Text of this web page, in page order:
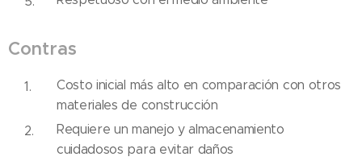
Contras
Costo inicial más alto en comparación con otros
materiales de construcción
Requiere un manejo y almacenamiento
cuidadosos para evitar daños